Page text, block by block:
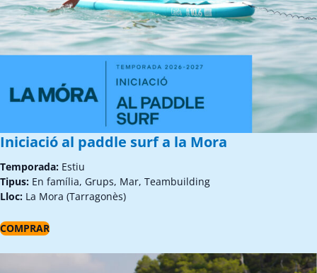
Iniciació al paddle surf a la Mora
Temporada: Estiu
Tipus: En família, Grups, Mar, Teambuilding
Lloc: La Mora (Tarragonès)
COMPRAR